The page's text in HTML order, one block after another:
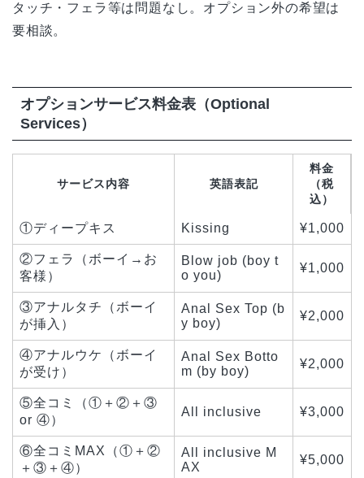
タッチ・フェラ等は問題なし。オプション外の希望は
要相談。
オプションサービス料金表（Optional
Services）
サービス内容 英語表記
料金
（税
込）
①ディープキス Kissing ¥1,000
②フェラ（ボーイ→お
客様）
Blow job (boy t
o you)
¥1,000
③アナルタチ（ボーイ
が挿入）
Anal Sex Top (b
y boy)
¥2,000
④アナルウケ（ボーイ
が受け）
Anal Sex Botto
m (by boy)
¥2,000
⑤全コミ（①＋②＋③
or ④）
All inclusive ¥3,000
⑥全コミMAX（①＋②
＋③＋④）
All inclusive M
AX
¥5,000